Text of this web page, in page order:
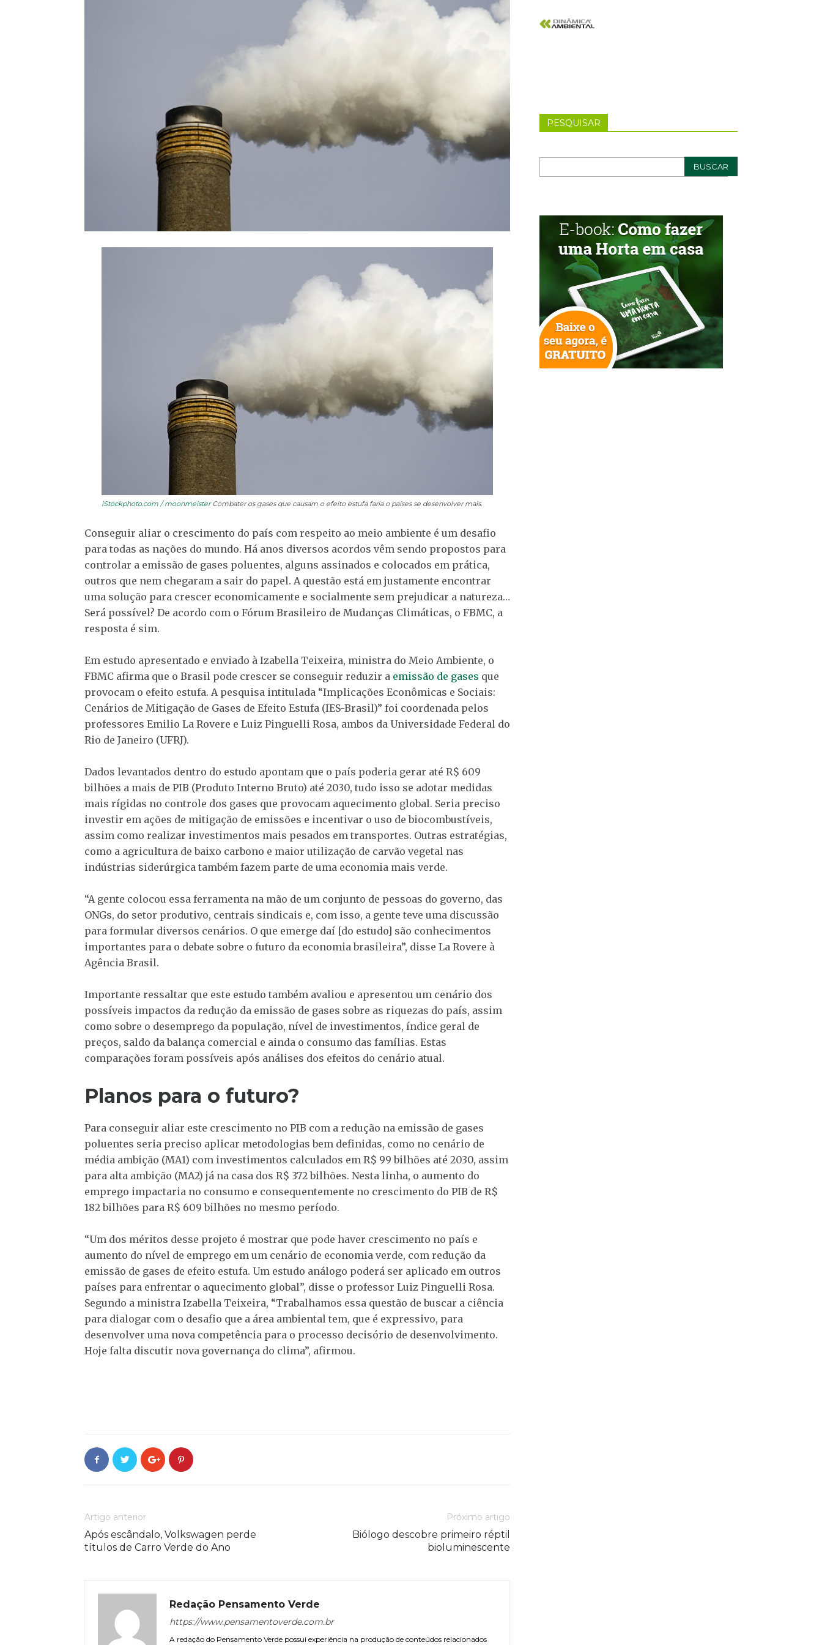
iStockphoto.com / moonmeisterCombater os gases que causam o efeito estufa faria o países se desenvolver mais.
Conseguir aliar o crescimento do país com respeito ao meio ambiente é um desafio
para todas as nações do mundo. Há anos diversos acordos vêm sendo propostos para
controlar a emissão de gases poluentes, alguns assinados e colocados em prática,
outros que nem chegaram a sair do papel. A questão está em justamente encontrar
uma solução para crescer economicamente e socialmente sem prejudicar a natureza…
Será possível? De acordo com o Fórum Brasileiro de Mudanças Climáticas, o FBMC, a
resposta é sim.
Em estudo apresentado e enviado à Izabella Teixeira, ministra do Meio Ambiente, o
FBMC afirma que o Brasil pode crescer se conseguir reduzir a emissão de gases que
provocam o efeito estufa. A pesquisa intitulada “Implicações Econômicas e Sociais:
Cenários de Mitigação de Gases de Efeito Estufa (IES-Brasil)” foi coordenada pelos
professores Emilio La Rovere e Luiz Pinguelli Rosa, ambos da Universidade Federal do
Rio de Janeiro (UFRJ).
Dados levantados dentro do estudo apontam que o país poderia gerar até R$ 609
bilhões a mais de PIB (Produto Interno Bruto) até 2030, tudo isso se adotar medidas
mais rígidas no controle dos gases que provocam aquecimento global. Seria preciso
investir em ações de mitigação de emissões e incentivar o uso de biocombustíveis,
assim como realizar investimentos mais pesados em transportes. Outras estratégias,
como a agricultura de baixo carbono e maior utilização de carvão vegetal nas
indústrias siderúrgica também fazem parte de uma economia mais verde.
“A gente colocou essa ferramenta na mão de um conjunto de pessoas do governo, das
ONGs, do setor produtivo, centrais sindicais e, com isso, a gente teve uma discussão
para formular diversos cenários. O que emerge daí [do estudo] são conhecimentos
importantes para o debate sobre o futuro da economia brasileira”, disse La Rovere à
Agência Brasil.
Importante ressaltar que este estudo também avaliou e apresentou um cenário dos
possíveis impactos da redução da emissão de gases sobre as riquezas do país, assim
como sobre o desemprego da população, nível de investimentos, índice geral de
preços, saldo da balança comercial e ainda o consumo das famílias. Estas
comparações foram possíveis após análises dos efeitos do cenário atual.
Planos para o futuro?
Para conseguir aliar este crescimento no PIB com a redução na emissão de gases
poluentes seria preciso aplicar metodologias bem definidas, como no cenário de
média ambição (MA1) com investimentos calculados em R$ 99 bilhões até 2030, assim
para alta ambição (MA2) já na casa dos R$ 372 bilhões. Nesta linha, o aumento do
emprego impactaria no consumo e consequentemente no crescimento do PIB de R$
182 bilhões para R$ 609 bilhões no mesmo período.
“Um dos méritos desse projeto é mostrar que pode haver crescimento no país e
aumento do nível de emprego em um cenário de economia verde, com redução da
emissão de gases de efeito estufa. Um estudo análogo poderá ser aplicado em outros
países para enfrentar o aquecimento global”, disse o professor Luiz Pinguelli Rosa.
Segundo a ministra Izabella Teixeira, “Trabalhamos essa questão de buscar a ciência
para dialogar com o desafio que a área ambiental tem, que é expressivo, para
desenvolver uma nova competência para o processo decisório de desenvolvimento.
Hoje falta discutir nova governança do clima”, afirmou.
Artigo anterior
Após escândalo, Volkswagen perde
títulos de Carro Verde do Ano
Próximo artigo
Biólogo descobre primeiro réptil
bioluminescente
Redação Pensamento Verde
https://www.pensamentoverde.com.br
A redação do Pensamento Verde possui experiência na produção de conteúdos relacionados
PESQUISAR